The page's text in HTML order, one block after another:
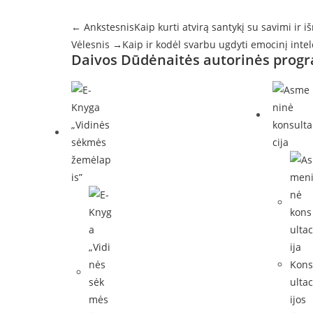
← AnkstesnisKaip kurti atvirą santykį su savimi ir
Vėlesnis → Kaip ir kodėl svarbu ugdyti emocinį
Daivos Dūdėnaitės autorinės
Kons
ultac
ijos